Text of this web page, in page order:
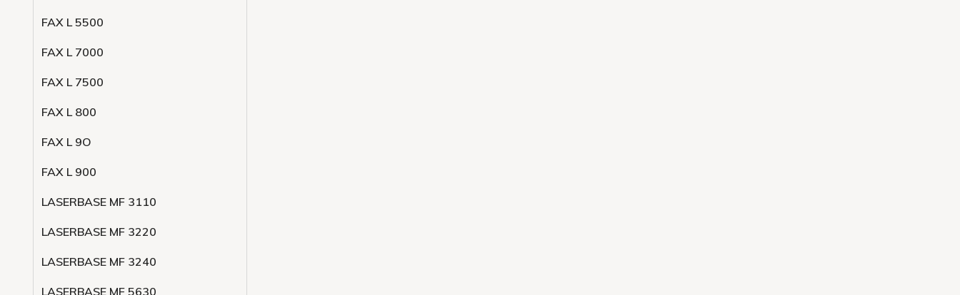
FAX L 5500
FAX L 7000
FAX L 7500
FAX L 800
FAX L 9O
FAX L 900
LASERBASE MF 3110
LASERBASE MF 3220
LASERBASE MF 3240
LASERBASE MF 5630